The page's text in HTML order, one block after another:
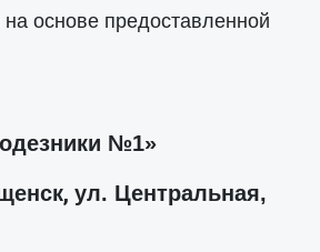
на основе предоставленной
№1»
, ул. Центральная,